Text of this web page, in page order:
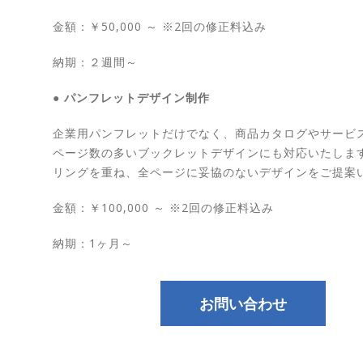
金額：￥50,000 ～ ※2回の修正料込み
納期：２週間～
● パンフレットデザイン制作
企業用パンフレットだけでなく、商品カタログやサービ
ページ数の多いブックレットデザインにも対応いたしま
リングを重ね、全ページに妥協のないデザインをご提案
金額：￥100,000 ～ ※2回の修正料込み
納期：1ヶ月～
お問い合わせ